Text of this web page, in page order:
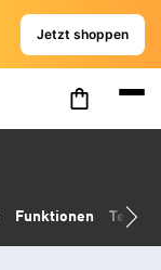
Jetzt shoppen
Funktionen